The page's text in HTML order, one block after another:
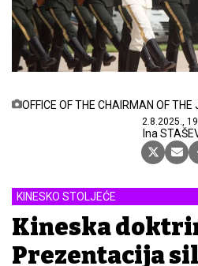
OFFICE OF THE CHAIRMAN OF THE
2.8.2025.,
Ina
KINESKO STOLJEĆE
Kineska
Prezentacija